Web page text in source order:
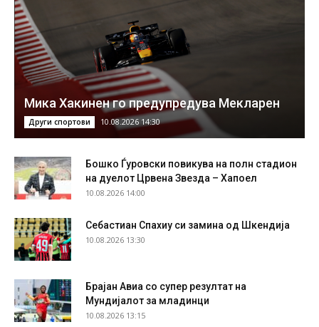
Мика Хакинен го предупредува Мекларен
Други спортови 10.08.2026 14:30
Бошко Ѓуровски повикува на полн стадион
на дуелот Црвена Звезда – Хапоел
10.08.2026 14:00
Себастиан Спахиу си замина од Шкендија
10.08.2026 13:30
Брајан Авиа со супер резултат на
Мундијалот за младинци
10.08.2026 13:15